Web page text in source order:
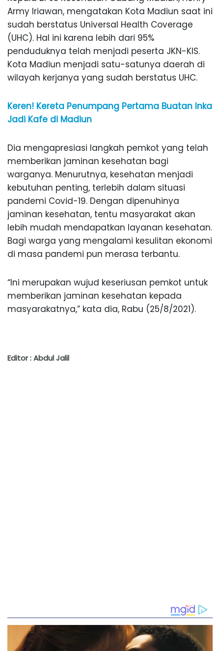
Army Iriawan, mengatakan Kota Madiun saat ini
sudah berstatus Universal Health Coverage
(UHC). Hal ini karena lebih dari 95%
penduduknya telah menjadi peserta JKN-KIS.
Kota Madiun menjadi satu-satunya daerah di
wilayah kerjanya yang sudah berstatus UHC.
Keren! Kereta Penumpang Pertama Buatan Inka
Jadi Kafe di Madiun
Dia mengapresiasi langkah pemkot yang telah
memberikan jaminan kesehatan bagi
warganya. Menurutnya, kesehatan menjadi
kebutuhan penting, terlebih dalam situasi
pandemi Covid-19. Dengan dipenuhinya
jaminan kesehatan, tentu masyarakat akan
lebih mudah mendapatkan layanan kesehatan.
Bagi warga yang mengalami kesulitan ekonomi
di masa pandemi pun merasa terbantu.
“Ini merupakan wujud keseriusan pemkot untuk
memberikan jaminan kesehatan kepada
masyarakatnya,” kata dia, Rabu (25/8/2021).
Editor : Abdul Jalil